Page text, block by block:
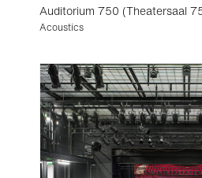
Auditorium 750 (Theatersaal
Acoustics